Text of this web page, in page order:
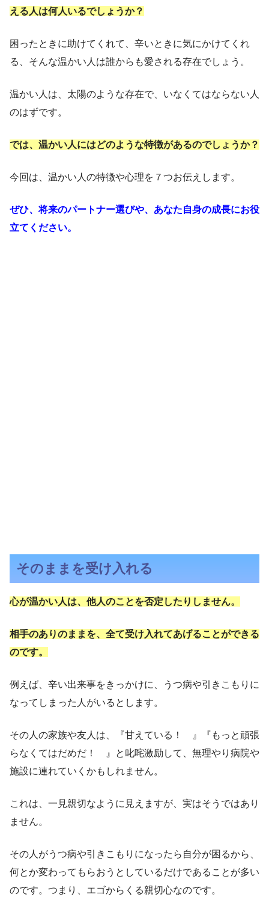
える人は何人いるでしょうか？
困ったときに助けてくれて、辛いときに気にかけてくれ
る、そんな温かい人は誰からも愛される存在でしょう。
温かい人は、太陽のような存在で、いなくてはならない人
のはずです。
では、温かい人にはどのような特徴があるのでしょうか？
今回は、温かい人の特徴や心理を７つお伝えします。
ぜひ、将来のパートナー選びや、あなた自身の成長にお役
立てください。
そのままを受け入れる
心が温かい人は、他人のことを否定したりしません。
相手のありのままを、全て受け入れてあげることができる
のです。
例えば、辛い出来事をきっかけに、うつ病や引きこもりに
なってしまった人がいるとします。
その人の家族や友人は、『甘えている！ 』『もっと頑張
らなくてはだめだ！ 』と叱咤激励して、無理やり病院や
施設に連れていくかもしれません。
これは、一見親切なように見えますが、実はそうではあり
ません。
その人がうつ病や引きこもりになったら自分が困るから、
何とか変わってもらおうとしているだけであることが多い
のです。つまり、エゴからくる親切心なのです。